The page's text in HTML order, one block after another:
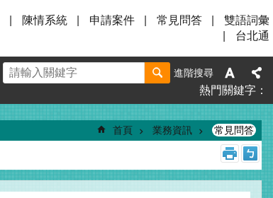
陳情系統 申請案件 常見問答
雙語詞彙
台北通
進階搜尋
熱門關鍵字
首頁 業務資訊 常見問答